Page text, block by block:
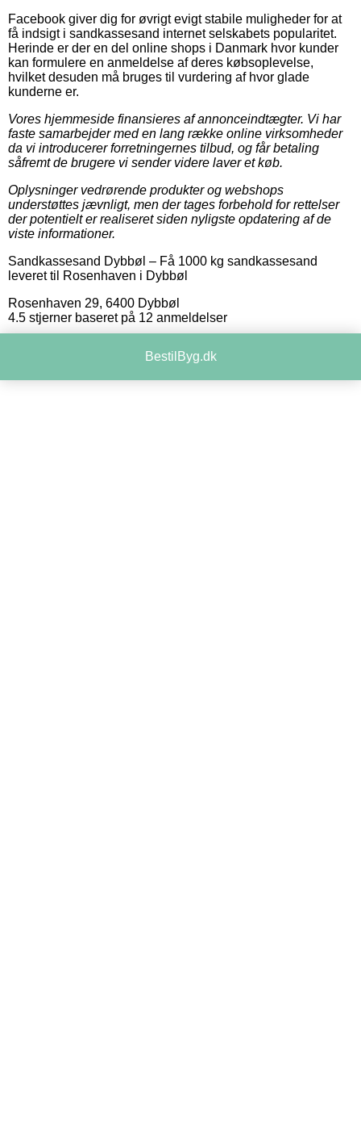
Facebook giver dig for øvrigt evigt stabile muligheder for at
få indsigt i sandkassesand internet selskabets popularitet.
Herinde er der en del online shops i Danmark hvor kunder
kan formulere en anmeldelse af deres købsoplevelse,
hvilket desuden må bruges til vurdering af hvor glade
kunderne er.
Vores hjemmeside finansieres af annonceindtægter. Vi har
faste samarbejder med en lang række online virksomheder
da vi introducerer forretningernes tilbud, og får betaling
såfremt de brugere vi sender videre laver et køb.
Oplysninger vedrørende produkter og webshops
understøttes jævnligt, men der tages forbehold for rettelser
der potentielt er realiseret siden nyligste opdatering af de
viste informationer.
Sandkassesand Dybbøl – Få 1000 kg sandkassesand
leveret til Rosenhaven i Dybbøl
Rosenhaven 29, 6400 Dybbøl
4.5 stjerner baseret på 12 anmeldelser
BestilByg.dk